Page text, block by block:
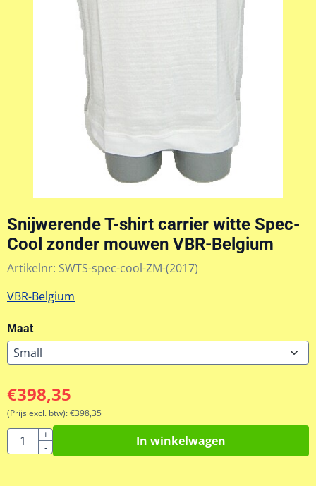
Snijwerende T-shirt carrier witte Spec-
Cool zonder mouwen VBR-Belgium
Artikelnr: SWTS-spec-cool-ZM-(2017)
VBR-Belgium
Maat
€398,35
(Prijs excl. btw):€398,35
Aantal
+
-
In winkelwagen